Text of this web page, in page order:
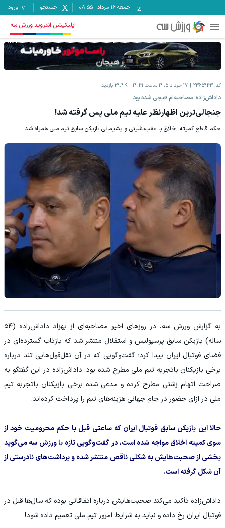
جمعه ۱۶ مرداد -
08:55 جستجو ورود
اپلیکیشن اندروید ورزش سه
کد: 2365943 17 خرداد 1405 ساعت 14:41 29.4K بازدید
داداش‌زاده: مصاحبه‌ام قیچی شده بود
جنجالی‌ترین اظهارنظر علیه تیم ملی پس گرفته شد!
حکم قاطع کمیته اخلاق با عقب‌نشینی و پشیمانی بازیکن سابق تیم ملی همراه شد.
به گزارش ورزش سه، در روزهای اخیر مصاحبه‌ای از بهزاد داداش‌زاده (۵۴
ساله) بازیکن سابق پرسپولیس و استقلال منتشر شد که بازتاب گسترده‌ای در
فضای فوتبال ایران پیدا کرد؛ گفت‌وگویی که در آن نقل‌قول‌هایی تند درباره
برخی بازیکنان باتجربه تیم ملی مطرح شده بود. داداش‌زاده در این گفتگو به
صراحت اتهام زشتی مطرح کرده و مدعی شده برخی بازیکنان باتجربه تیم
ملی در ازای حضور در جام جهانی هزینه‌های تیم را پرداخت کرده‌اند.
حالا این بازیکن سابق فوتبال ایران که ساعتی قبل با حکم محرومیت خود از
سوی کمیته اخلاق مواجه شده است، در گفت‌وگویی تازه با ورزش سه می‌گوید
بخشی از صحبت‌هایش به شکلی ناقص منتشر شده و برداشت‌های نادرستی از
آن شکل گرفته است.
داداش‌زاده تأکید می‌کند صحبت‌هایش درباره اتفاقاتی بوده که سال‌ها قبل در
فوتبال ایران رخ داده و نباید به شرایط امروز تیم ملی تعمیم داده شود!